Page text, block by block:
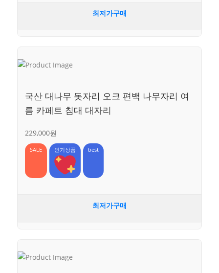
최저가구매
국산 대나무 돗자리 오크 편백 나무자리 여
름 카페트 침대 대자리
229,000원
SALE 인기상품 best
최저가구매